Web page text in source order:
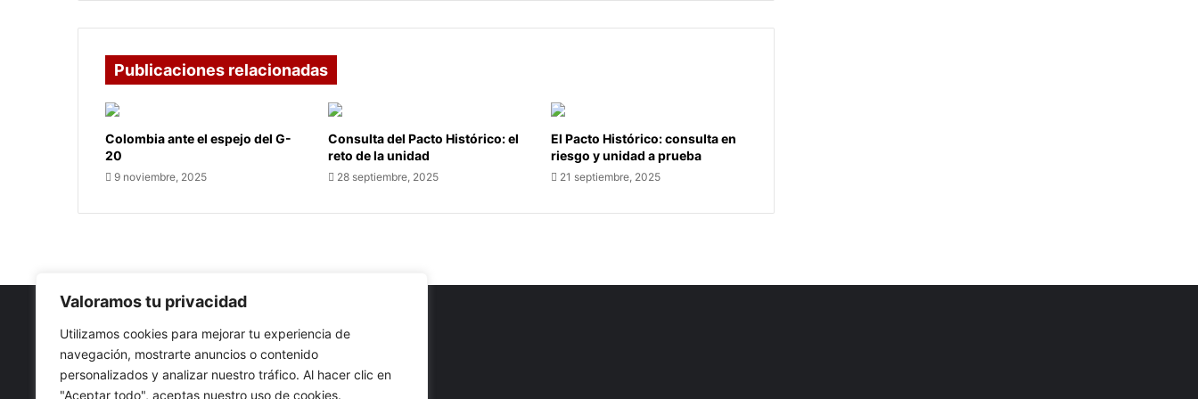
Valoramos tu privacidad
Utilizamos cookies para mejorar tu experiencia de
navegación, mostrarte anuncios o contenido
personalizados y analizar nuestro tráfico. Al hacer clic en
"Aceptar todo", aceptas nuestro uso de cookies.
Publicaciones relacionadas
Colombia ante el espejo del G-
20
9 noviembre, 2025
Consulta del Pacto Histórico: el
reto de la unidad
28 septiembre, 2025
El Pacto Histórico: consulta en
riesgo y unidad a prueba
21 septiembre, 2025
Nuestro propósito: Compartir opinión, actualidad y noticias
con la mejor calidad y sin censura.